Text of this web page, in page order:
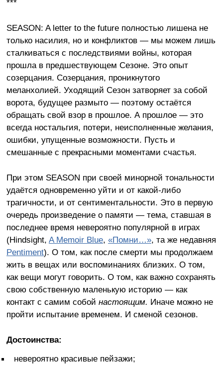
***
SEASON: A letter to the future полностью лишена не
только насилия, но и конфликтов — мы можем лишь
сталкиваться с последствиями войны, которая
прошла в предшествующем Сезоне. Это опыт
созерцания. Созерцания, проникнутого
меланхолией. Уходящий Сезон затворяет за собой
ворота, будущее размыто — поэтому остаётся
обращать свой взор в прошлое. А прошлое — это
всегда ностальгия, потери, неисполненные желания,
ошибки, упущенные возможности. Пусть и
смешанные с прекрасными моментами счастья.
При этом SEASON при своей минорной тональности
удаётся одновременно уйти и от какой-либо
трагичности, и от сентиментальности. Это в первую
очередь произведение о памяти — тема, ставшая в
последнее время невероятно популярной в играх
(Hindsight, A Memoir Blue, «Помни…», та же недавняя
Pentiment). О том, как после смерти мы продолжаем
жить в вещах или воспоминаниях близких. О том,
как вещи могут говорить. О том, как важно сохранять
свою собственную маленькую историю — как
контакт с самим собой настоящим. Иначе можно не
пройти испытание временем. И сменой сезонов.
Достоинства:
невероятно красивые пейзажи;